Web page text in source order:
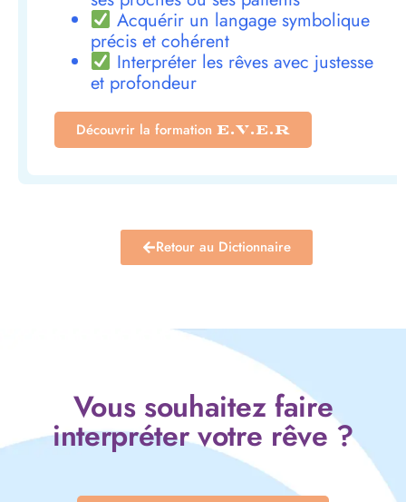
Acquérir un langage symbolique
précis et cohérent
Interpréter les rêves avec justesse
et profondeur
Découvrir la formation E.V.E.R
Retour au Dictionnaire
Vous souhaitez faire
interpréter votre rêve ?